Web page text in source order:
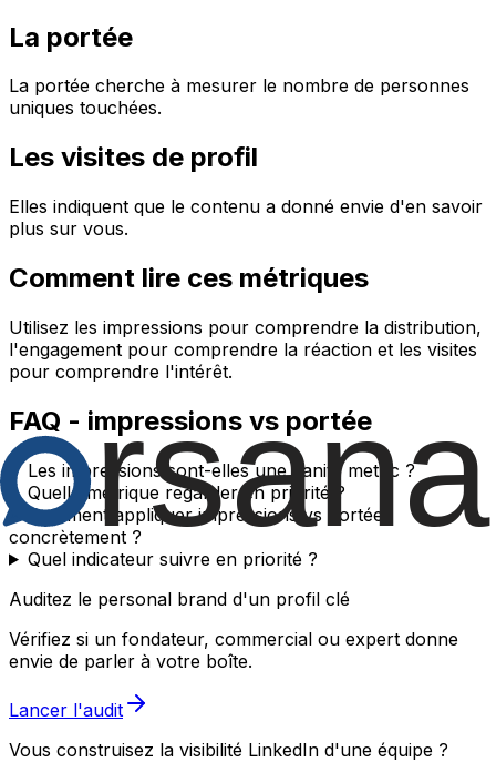
La portée
La portée cherche à mesurer le nombre de personnes
uniques touchées.
Les visites de profil
Elles indiquent que le contenu a donné envie d'en savoir
plus sur vous.
Comment lire ces métriques
Utilisez les impressions pour comprendre la distribution,
l'engagement pour comprendre la réaction et les visites
pour comprendre l'intérêt.
FAQ - impressions vs portée
Les impressions sont-elles une vanity metric ?
Quelle métrique regarder en priorité ?
Comment appliquer impressions vs portée
concrètement ?
Quel indicateur suivre en priorité ?
Auditez le personal brand d'un profil clé
Vérifiez si un fondateur, commercial ou expert donne
envie de parler à votre boîte.
Lancer l'audit
Vous construisez la visibilité LinkedIn d'une équipe ?